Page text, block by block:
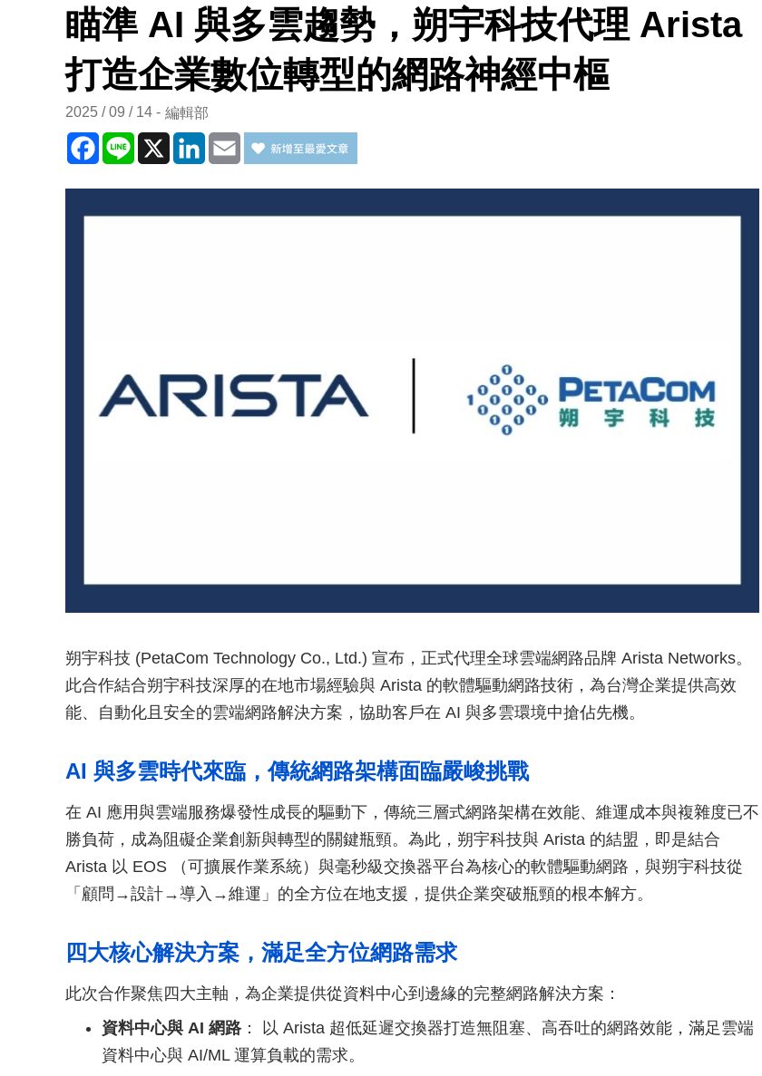
瞄準 AI 與多雲趨勢，朔宇科技代理 Arista
打造企業數位轉型的網路神經中樞
2025 / 09 / 14 編輯部
Facebook
Line X LinkedInEmail
朔宇科技 (PetaCom Technology Co., Ltd.) 宣布，正式代理全球雲端網路品牌 Arista Networks。
此合作結合朔宇科技深厚的在地市場經驗與 Arista 的軟體驅動網路技術，為台灣企業提供高效
能、自動化且安全的雲端網路解決方案，協助客戶在 AI 與多雲環境中搶佔先機。
AI 與多雲時代來臨，傳統網路架構面臨嚴峻挑戰
在 AI 應用與雲端服務爆發性成長的驅動下，傳統三層式網路架構在效能、維運成本與複雜度已不
勝負荷，成為阻礙企業創新與轉型的關鍵瓶頸。為此，朔宇科技與 Arista 的結盟，即是結合
Arista 以 EOS （可擴展作業系統）與毫秒級交換器平台為核心的軟體驅動網路，與朔宇科技從
「顧問→設計→導入→維運」的全方位在地支援，提供企業突破瓶頸的根本解方。
四大核心解決方案，滿足全方位網路需求
此次合作聚焦四大主軸，為企業提供從資料中心到邊緣的完整網路解決方案：
資料中心與 AI 網路 ： 以 Arista 超低延遲交換器打造無阻塞、高吞吐的網路效能，滿足雲端
資料中心與 AI/ML 運算負載的需求。